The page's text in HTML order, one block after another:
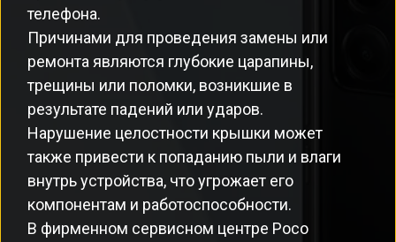
телефона.
Причинами для проведения замены или
ремонта являются глубокие царапины,
трещины или поломки, возникшие в
результате падений или ударов.
Нарушение целостности крышки может
также привести к попаданию пыли и влаги
внутрь устройства, что угрожает его
компонентам и работоспособности.
В фирменном сервисном центре Poco